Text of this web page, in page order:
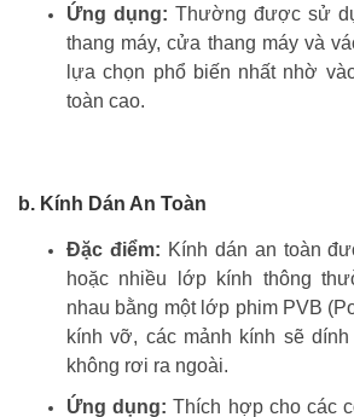
Ứng dụng: Thường được sử
thang máy, cửa thang máy và
lựa chọn phổ biến nhất nhờ
toàn cao.
b. Kính Dán An Toàn
Đặc điểm: Kính dán an toàn
hoặc nhiều lớp kính thông
nhau bằng một lớp phim PVB
kính vỡ, các mảnh kính sẽ
không rơi ra ngoài.
Ứng dụng: Thích hợp cho các